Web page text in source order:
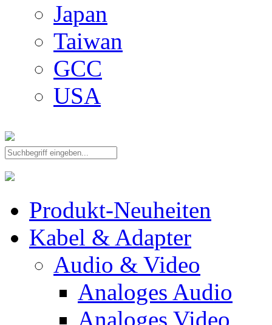
Japan
Taiwan
GCC
USA
Produkt-Neuheiten
Kabel & Adapter
Audio & Video
Analoges Audio
Analoges Video